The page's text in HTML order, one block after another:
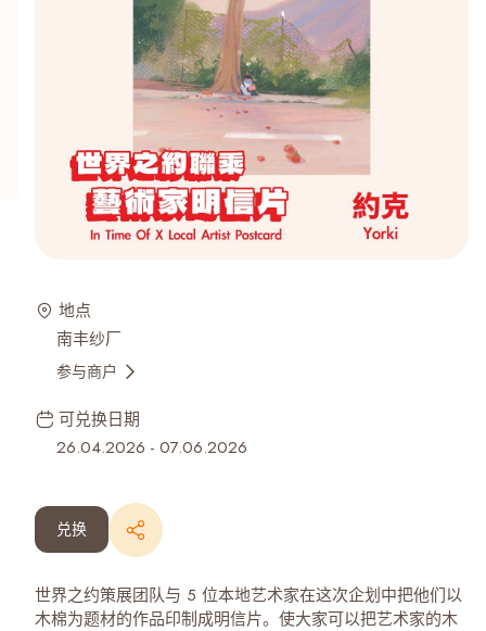
地点
南丰纱厂
参与商户
可兑换日期
26.04.2026 - 07.06.2026
兑换
世界之约策展团队与 5 位本地艺术家在这次企划中把他们以
木棉为题材的作品印制成明信片。使大家可以把艺术家的木